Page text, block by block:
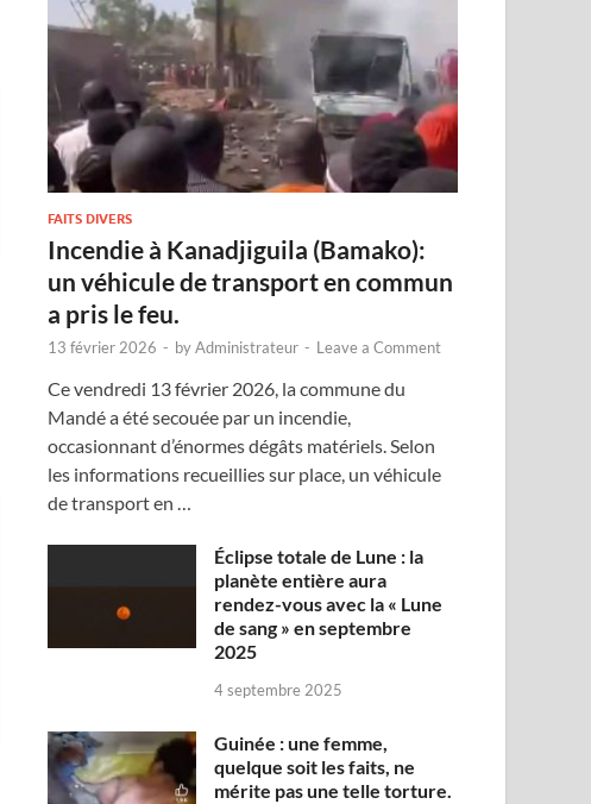
FAITS DIVERS
Incendie à Kanadjiguila (Bamako):
un véhicule de transport en commun
a pris le feu.
13 février 2026 - byAdministrateur - Leave a Comment
Ce vendredi 13 février 2026, la commune du
Mandé a été secouée par un incendie,
occasionnant d’énormes dégâts matériels. Selon
les informations recueillies sur place, un véhicule
de transport en …
Éclipse totale de Lune : la
planète entière aura
rendez-vous avec la « Lune
de sang » en septembre
2025
4 septembre 2025
Guinée : une femme,
quelque soit les faits, ne
mérite pas une telle torture.